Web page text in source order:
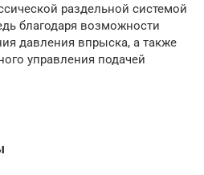
раздельной системой
благодаря возможности
давления впрыска, а также
управления подачей